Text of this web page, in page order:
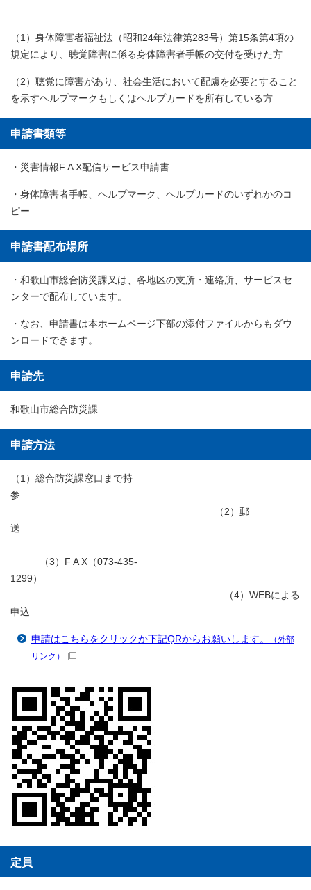
（1）身体障害者福祉法（昭和24年法律第283号）第15条第4項の
規定により、聴覚障害に係る身体障害者手帳の交付を受けた方
（2）聴覚に障害があり、社会生活において配慮を必要とすること
を示すヘルプマークもしくはヘルプカードを所有している方
申請書類等
・災害情報F A X配信サービス申請書
・身体障害者手帳、ヘルプマーク、ヘルプカードのいずれかのコ
ピー
申請書配布場所
・和歌山市総合防災課又は、各地区の支所・連絡所、サービスセ
ンターで配布しています。
・なお、申請書は本ホームページ下部の添付ファイルからもダウ
ンロードできます。
申請先
和歌山市総合防災課
申請方法
（1）総合防災課窓口まで持
参
（2）郵
送
（3）F A X（073-435-
1299）
（4）WEBによる
申込
申請はこちらをクリックか下記QRからお願いします。
（外部
リンク）
定員